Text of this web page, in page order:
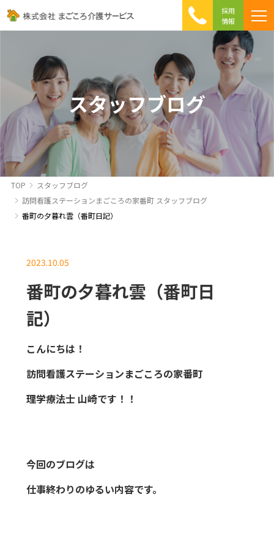
採用
情報
ころ介護の特徴
への取り組み
相談 Q&A
て介護を利用する方へ
スタッフブログ
TOP
スタッフブログ
訪問看護ステーションまごころの家番町 スタッフブログ
番町の夕暮れ雲（番町日記）
2023.10.05
番町の夕暮れ雲（番町日
記）
こんにちは！
訪問看護ステーションまごころの家番町
理学療法士 山崎です！！
今回のブログは
仕事終わりのゆるい内容です。